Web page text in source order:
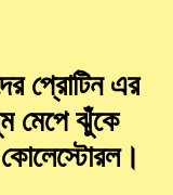
প্রোটিন এর
মেপে ঝুঁকে
কোলেস্টোরল।